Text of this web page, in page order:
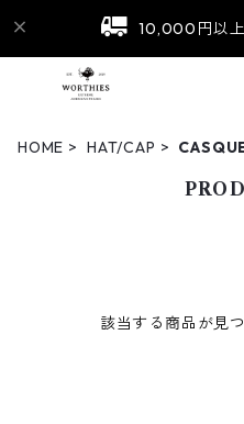
10,000円以
HOME HAT/CAP
該当する商品が見